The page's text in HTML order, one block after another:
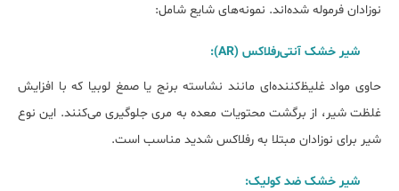
نوزادان فرموله شده‌اند. نمونه‌های شایع شامل:
شیر خشک آنتی‌رفلاکس (AR):
حاوی مواد غلیظ‌کننده‌ای مانند نشاسته برنج یا صمغ لوبیا که با افزایش
غلظت شیر، از برگشت محتویات معده به مری جلوگیری می‌کنند. این نوع
شیر برای نوزادان مبتلا به رفلاکس شدید مناسب است.
شیر خشک ضد کولیک: